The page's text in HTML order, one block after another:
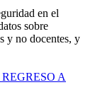
en el
sobre
y no docentes, y